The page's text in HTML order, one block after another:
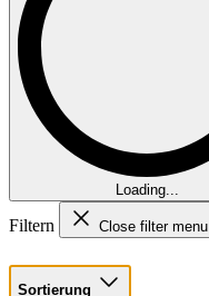
Loading...
Filtern Close filter menu
Sortierung